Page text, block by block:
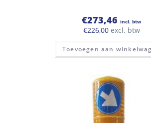
€273,46 incl. btw
€226,00 excl. btw
Toevoegen aan